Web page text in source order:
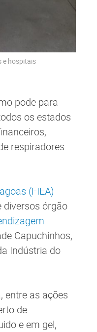
e hospitais
pode para
os estados
respiradores
(FIEA)
diversos órgão
Capuchinhos,
Indústria do
entre as ações
de
e em gel,